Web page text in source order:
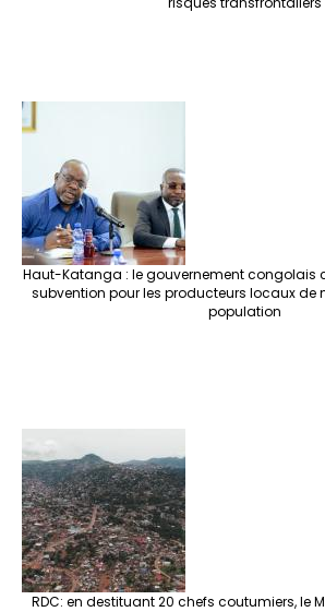
Haut-Katanga : le gouvernement congolais
subvention pour les producteurs locaux de
population
RDC: en destituant 20 chefs coutumiers, le